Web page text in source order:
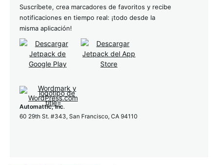
Suscríbete, crea marcadores de favoritos y recibe
notificaciones en tiempo real: ¡todo desde la
misma aplicación!
Automattic, Inc.
60 29th St. #343, San Francisco, CA 94110